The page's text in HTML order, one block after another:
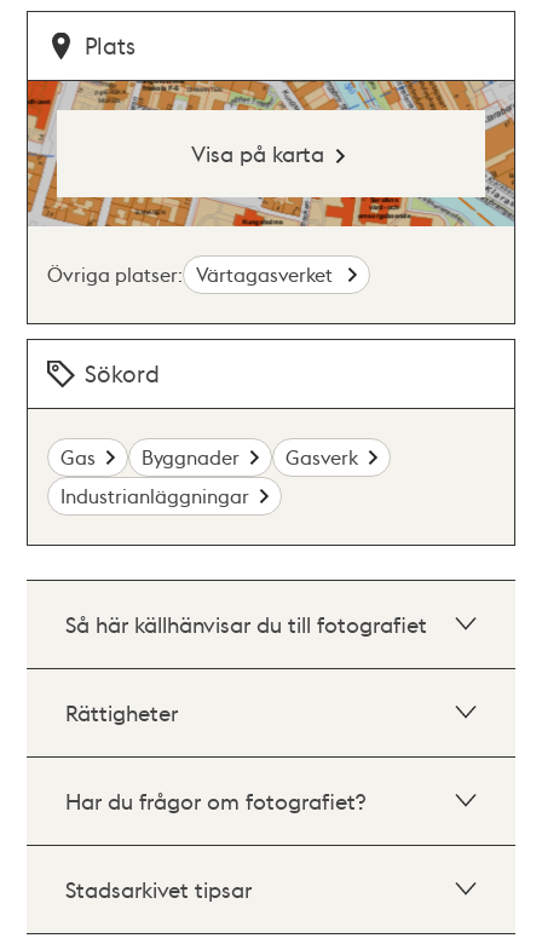
Plats
Visa på karta
Övriga platser: Värtagasverket
Sökord
Gas Byggnader
Gasverk
Industrianläggningar
Så här källhänvisar du till fotografiet
Rättigheter
Har du frågor om fotografiet?
Stadsarkivet tipsar